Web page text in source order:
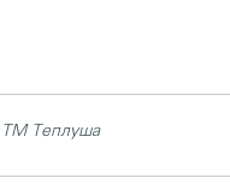
ТМ Теплуша